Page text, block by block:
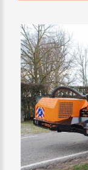
cabezal de
zanjadoras,